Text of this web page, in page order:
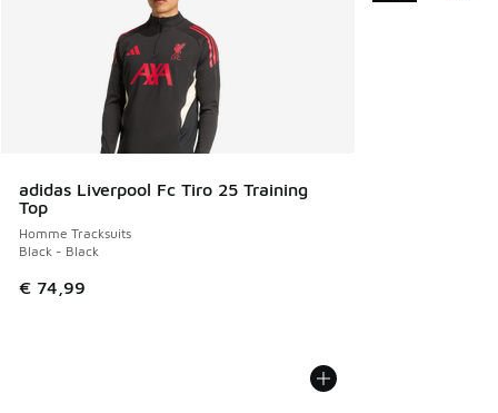
adidas Liverpool Fc Tiro 25 Training
Top
Homme Tracksuits
Black - Black
€ 74,99